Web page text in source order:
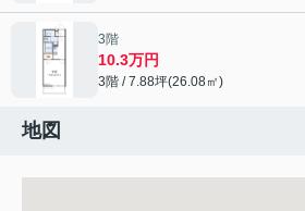
3階
10.3万円
3階 / 7.88坪(26.08㎡)
地図